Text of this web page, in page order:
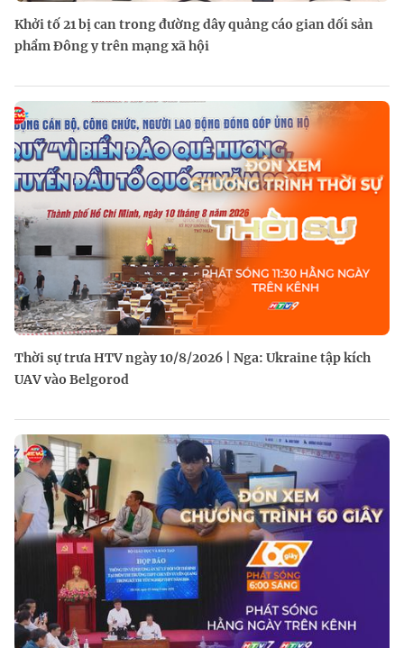
Khởi tố 21 bị can trong đường dây quảng cáo gian dối sản
phẩm Đông y trên mạng xã hội
Thời sự trưa HTV ngày 10/8/2026 | Nga: Ukraine tập kích
UAV vào Belgorod